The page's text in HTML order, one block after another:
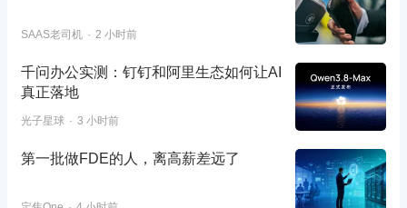
SAAS老司机 2 小时前
千问办公实测：钉钉和阿里生态如何让AI
真正落地
光子星球 3 小时前
第一批做FDE的人，离高薪差远了